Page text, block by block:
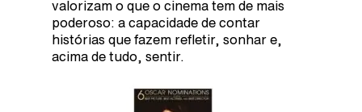
valorizam o que o cinema tem de mais
poderoso: a capacidade de contar
histórias que fazem refletir, sonhar e,
acima de tudo, sentir.